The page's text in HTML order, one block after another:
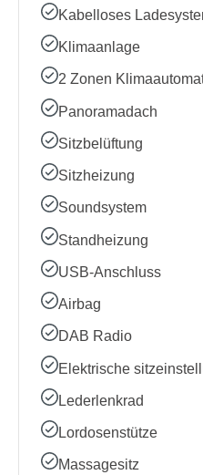
Kabelloses
Klimaanlage
2 Zonen
Panoramadach
Sitzbelüftung
Sitzheizung
Soundsystem
Standheizung
USB-Anschluss
Airbag
DAB Radio
Elektrische
Lederlenkrad
Lordosenstütze
Massagesitz